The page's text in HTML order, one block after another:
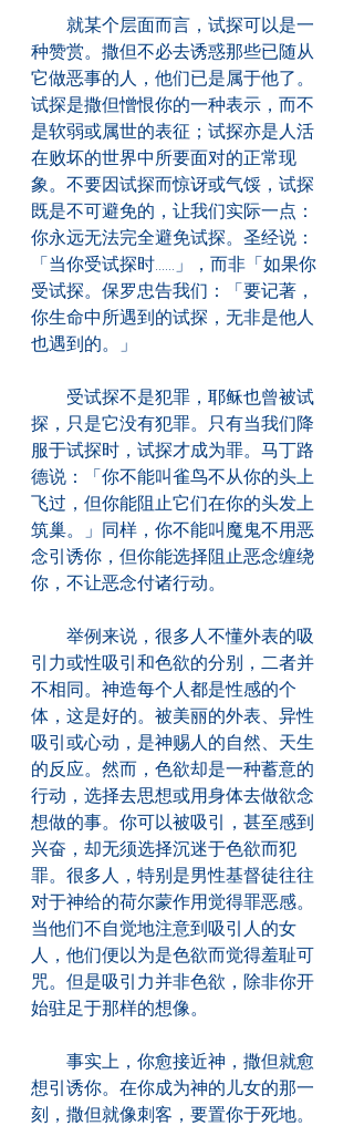
就某个层面而言，试探可以是一
种赞赏。撒但不必去诱惑那些已随从
它做恶事的人，他们已是属于他了。
试探是撒但憎恨你的一种表示，而不
是软弱或属世的表征；试探亦是人活
在败坏的世界中所要面对的正常现
象。不要因试探而惊讶或气馁，试探
既是不可避免的，让我们实际一点：
你永远无法完全避免试探。圣经说：
「当你受试探时......」，而非「如果你
受试探。保罗忠告我们：「要记著，
你生命中所遇到的试探，无非是他人
也遇到的。」
受试探不是犯罪，耶稣也曾被试
探，只是它没有犯罪。只有当我们降
服于试探时，试探才成为罪。马丁路
德说：「你不能叫雀鸟不从你的头上
飞过，但你能阻止它们在你的头发上
筑巢。」同样，你不能叫魔鬼不用恶
念引诱你，但你能选择阻止恶念缠绕
你，不让恶念付诸行动。
举例来说，很多人不懂外表的吸
引力或性吸引和色欲的分别，二者并
不相同。神造每个人都是性感的个
体，这是好的。被美丽的外表、异性
吸引或心动，是神赐人的自然、天生
的反应。然而，色欲却是一种蓄意的
行动，选择去思想或用身体去做欲念
想做的事。你可以被吸引，甚至感到
兴奋，却无须选择沉迷于色欲而犯
罪。很多人，特别是男性基督徒往往
对于神给的荷尔蒙作用觉得罪恶感。
当他们不自觉地注意到吸引人的女
人，他们便以为是色欲而觉得羞耻可
咒。但是吸引力并非色欲，除非你开
始驻足于那样的想像。
事实上，你愈接近神，撒但就愈
想引诱你。在你成为神的儿女的那一
刻，撒但就像刺客，要置你于死地。